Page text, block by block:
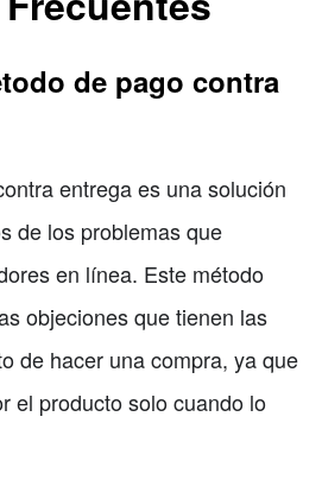
de pago contra
entrega es una solución
de los problemas que
en línea. Este método
objeciones que tienen las
de hacer una compra, ya que
el producto solo cuando lo